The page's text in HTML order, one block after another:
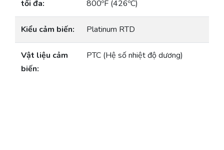
tối đa: 800ºF (426ºC)
Kiểu cảm biến: Platinum RTD
Vật liệu cảm
biến:
PTC (Hệ số nhiệt độ dương)